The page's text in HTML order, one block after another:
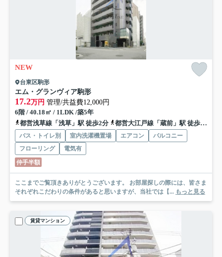
NEW
台東区駒形
エム・グランヴィア駒形
17.2万円 管理/共益費12,000円
6階 / 40.18㎡ / 1LDK /築5年
都営浅草線「浅草」駅 徒歩2分
都営大江戸線「蔵前」駅 徒歩5分
バス・トイレ別 室内洗濯機置場 エアコン
バルコニー
フローリング
電気有
仲手半額
ここまでご覧頂きありがとうございます。 お部屋探しの際には、皆さま
それぞれこだわりの条件があると思いますが、当社では【... もっと見る
賃貸マンション